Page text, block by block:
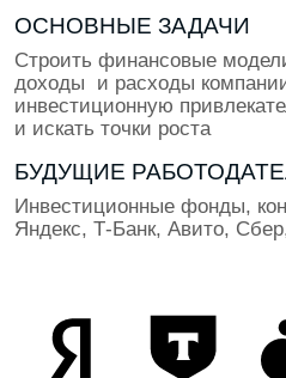
5+ ЛЕТ КАРЬЕРЫ
РОСТ ЗАРПЛАТ В НОВОЙ ЭКОНОМИКЕ ПО
Ты старший экономист —
стратегии новой экономики и